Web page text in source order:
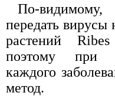
По-
передать вирусы
растений
поэтому при
каждого
метод.